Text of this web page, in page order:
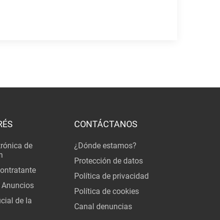
de
de la
CONTÁCTANOS
¿Dónde estamos?
Protección de datos
Política de privacidad
Política de cookies
Canal denuncias